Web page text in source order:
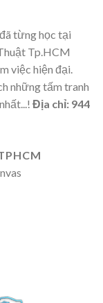
từng học tại
Tp.HCM
việc hiện đại.
những tấm tranh
Địa chỉ: 944